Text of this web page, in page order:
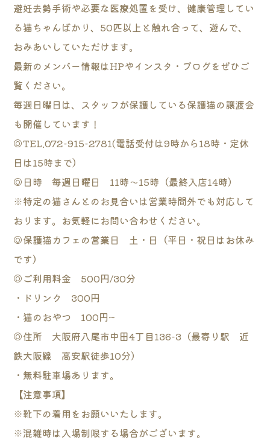
避妊去勢手術や必要な医療処置を受け、健康管理してい
る猫ちゃんばかり、50匹以上と触れ合って、遊んで、
おみあいしていただけます。
最新のメンバー情報はHPやインスタ・ブログをぜひご
覧ください。
毎週日曜日は、スタッフが保護している保護猫の譲渡会
も開催しています！
◎TEL.072-915-2781(電話受付は9時から18時・定休
日は15時まで）
◎日時 毎週日曜日 11時～15時（最終入店14時）
※特定の猫さんとのお見合いは営業時間外でも対応して
おります。お気軽にお問い合わせください。
◎保護猫カフェの営業日 土・日（平日・祝日はお休み
です）
◎ご利用料金 500円/30分
・ドリンク 300円
・猫のおやつ 100円~
◎住所 大阪府八尾市中田4丁目136-3（最寄り駅 近
鉄大阪線 高安駅徒歩10分）
・無料駐車場あります。
【注意事項】
※靴下の着用をお願いいたします。
※混雑時は入場制限する場合がございます。